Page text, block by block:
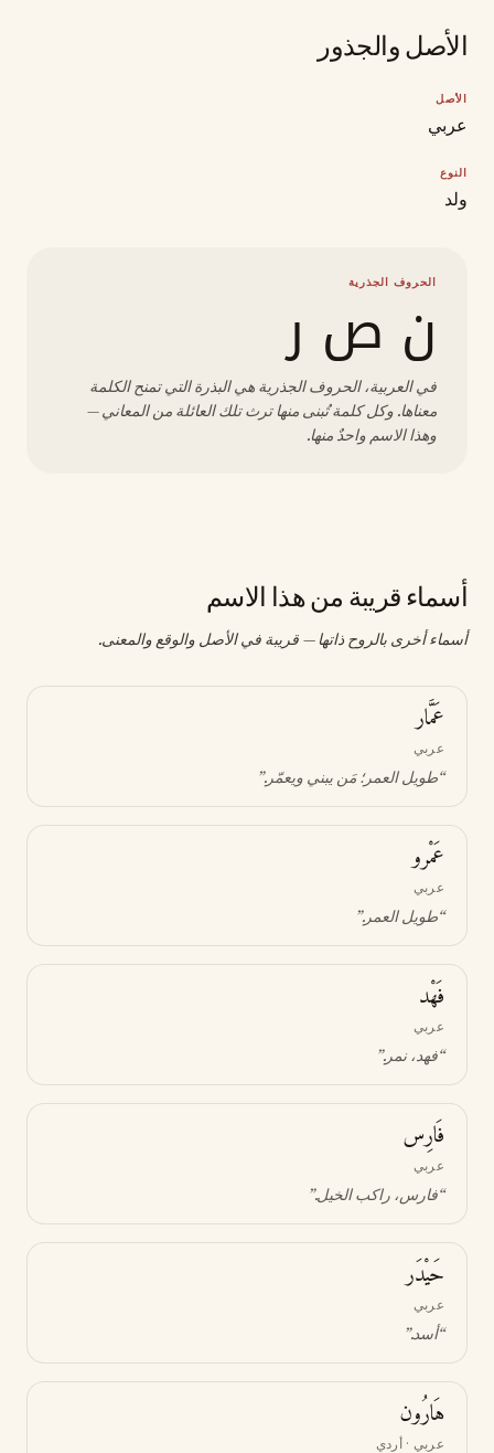
الأصل والجذور
الأصل
عربي
النوع
ولد
الحروف الجذرية
ن ص ر
في العربية، الحروف الجذرية هي البذرة التي تمنح الكلمة
معناها. وكل كلمة تُبنى منها ترث تلك العائلة من المعاني —
وهذا الاسم واحدٌ منها.
أسماء قريبة من هذا الاسم
أسماء أخرى بالروح ذاتها — قريبة في الأصل والوقع والمعنى.
عَمَّار
عربي
“طويل العمر؛ مَن يبني ويعمّر.”
عَمْرو
عربي
“طويل العمر.”
فَهْد
عربي
“فهد، نمر.”
فَارِس
عربي
“فارس، راكب الخيل.”
حَيْدَر
عربي
“أسد.”
هَارُون
عربي · أردي